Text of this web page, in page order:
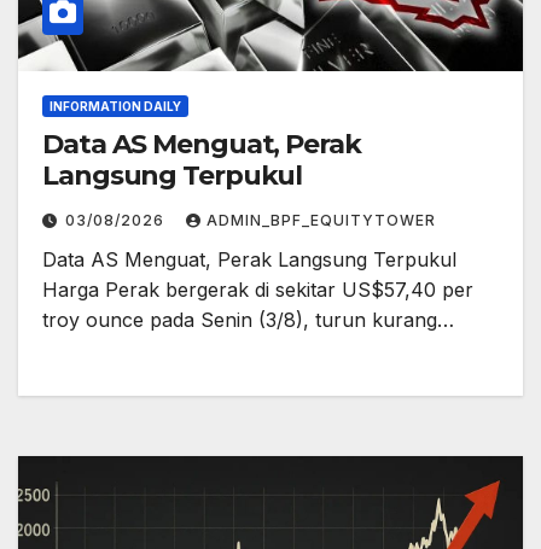
INFORMATION DAILY
Data AS Menguat, Perak
Langsung Terpukul
03/08/2026 ADMIN_BPF_EQUITYTOWER
Data AS Menguat, Perak Langsung Terpukul
Harga Perak bergerak di sekitar US$57,40 per
troy ounce pada Senin (3/8), turun kurang…